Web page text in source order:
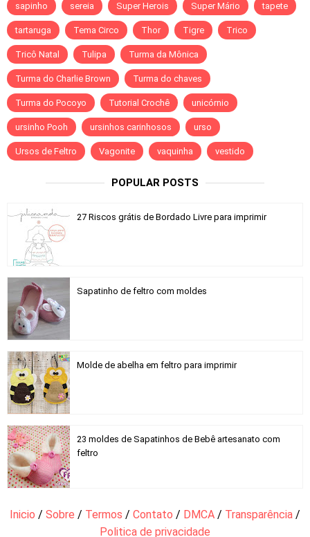
sapinho sereia Super Herois Super Mário tapete
tartaruga Tema Circo Thor Tigre Trico
Tricô Natal Tulipa Turma da Mônica
Turma do Charlie Brown Turma do chaves
Turma do Pocoyo Tutorial Crochê unicórnio
ursinho Pooh ursinhos carinhosos urso
Ursos de Feltro Vagonite vaquinha vestido
POPULAR POSTS
27 Riscos grátis de Bordado Livre para imprimir
Sapatinho de feltro com moldes
Molde de abelha em feltro para imprimir
23 moldes de Sapatinhos de Bebê artesanato com
feltro
Inicio / Sobre / Termos / Contato / DMCA / Transparência /
Politica de privacidade